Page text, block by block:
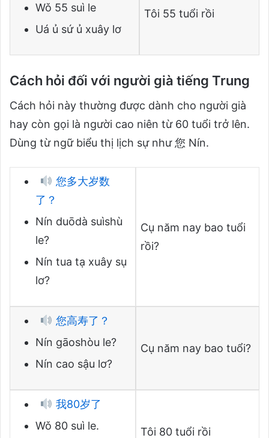
Wǒ 55 suì le
Uá ủ sứ ủ xuây lơ
Tôi 55 tuổi rồi
Cách hỏi đối với người già tiếng Trung
Cách hỏi này thường được dành cho người già
hay còn gọi là người cao niên từ 60 tuổi trở lên.
Dùng từ ngữ biểu thị lịch sự như 您 Nín.
您多大岁数
了？
Nín duōdà suìshù
le?
Nín tua tạ xuây sụ
lơ?
Cụ năm nay bao tuổi
rồi?
您高寿了？
Nín gāoshòu le?
Nín cao sậu lơ?
Cụ năm nay bao tuổi?
我80岁了
Wǒ 80 suì le.
Tôi 80 tuổi rồi